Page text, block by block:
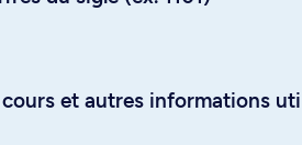
et autres informations